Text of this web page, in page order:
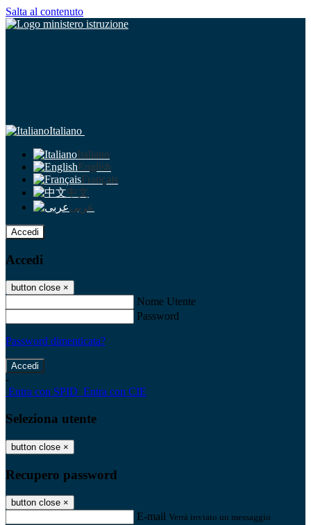
Salta al contenuto
Italiano
Italiano
English
Français
中文
عربى
Accedi
Accedi
button close ×
Nome Utente
Password
Password dimenticata?
-
Entra con SPID Entra con CIE
Seleziona utente
button close ×
Recupero password
button close ×
E-mail Verrà inviato un messaggio